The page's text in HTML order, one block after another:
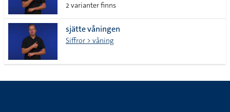
2 varianter finns
sjätte våningen
Siffror > våning